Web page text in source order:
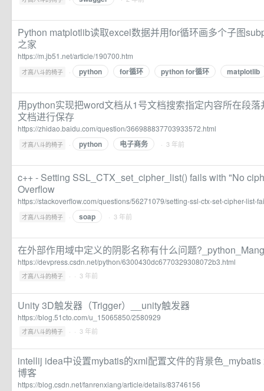
Python matplotlib读取excel数据并用for循环画多个子图
之家
https://m.jb51.net/article/190700.htm
才高八斗的椅子 · python for循环 python for循环 matplotlib
用python实现把word文档从1号文档搜索指定内容所在段
文档进行保存
https://zhidao.baidu.com/question/366988837703933572.html
才高八斗的椅子 · python 电子商务 · 3 年前
c++ - Setting SSL_CTX_set_cipher_list() fails with "No
Overflow
https://stackoverflow.com/questions/56271079/setting-ssl-ctx-set-cipher-list-
才高八斗的椅子 · soap · 3 年前
在外部作用域中定义的阴影名称有什么问题
https://devpress.csdn.net/python/6300430dc6770329308072b3.html
才高八斗的椅子 · · 3 年前
Unity 3D触发器（Trigger）__unity触发器
https://blog.51cto.com/u_15065850/2580929
才高八斗的椅子 · · 3 年前
intellij idea中设置mybatis的xml配置文件的背景色
博客
https://blog.csdn.net/fanrenxiang/article/details/83746156